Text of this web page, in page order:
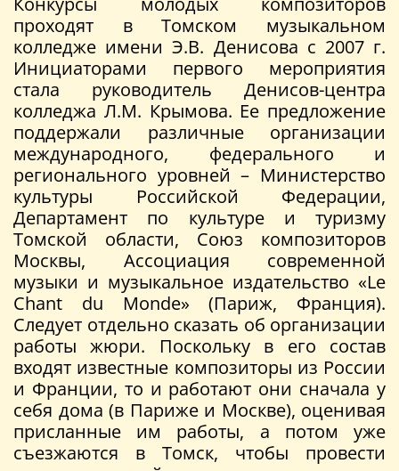
проходят в Томском музыкальном
колледже имени Э.В. Денисова с 2007 г.
Инициаторами первого мероприятия
стала руководитель Денисов-центра
колледжа Л.М. Крымова. Ее предложение
поддержали различные организации
международного, федерального и
регионального уровней – Министерство
культуры Российской Федерации,
Департамент по культуре и туризму
Томской области, Союз композиторов
Москвы, Ассоциация современной
музыки и музыкальное издательство «Le
Chant du Monde» (Париж, Франция).
Следует отдельно сказать об организации
работы жюри. Поскольку в его состав
входят известные композиторы из России
и Франции, то и работают они сначала у
себя дома (в Париже и Москве), оценивая
присланные им работы, а потом уже
съезжаются в Томск, чтобы провести